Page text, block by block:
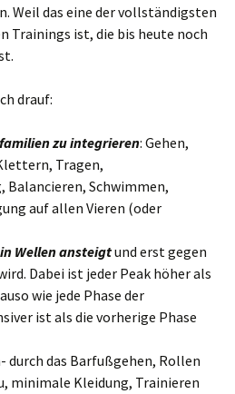
Weil das eine der vollständigsten
Trainings ist, die bis heute noch
drauf:
zu integrieren: Gehen,
Tragen,
Balancieren, Schwimmen,
auf allen Vieren (oder
Wellen ansteigtund erst gegen
Dabei ist jeder Peak höher als
wie jede Phase der
ist als die vorherige Phase
durch das Barfußgehen, Rollen
minimale Kleidung, Trainieren